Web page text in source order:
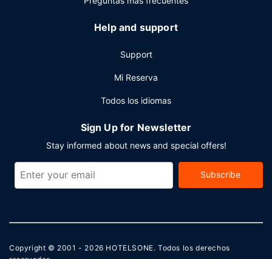
Help and support
Support
Mi Reserva
Todos los idiomas
Sign Up for Newsletter
Stay informed about news and special offers!
Subscribe
Copyright © 2001 - 2026 HOTELSONE. Todos los derechos